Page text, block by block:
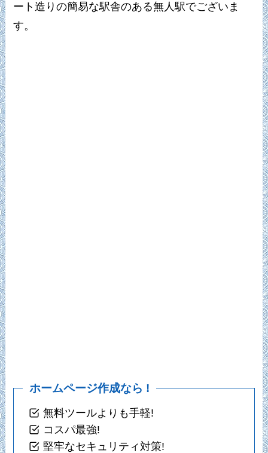
ート造りの簡易な駅舎のある無人駅でございま
す。
ホームページ作成なら !
無料ツールよりも手軽!
コスパ最強!
堅牢なセキュリティ対策!